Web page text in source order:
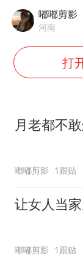
嘟嘟剪影
河南
打
月老都不
嘟嘟剪影 1跟贴
让女人当
嘟嘟剪影 1跟贴